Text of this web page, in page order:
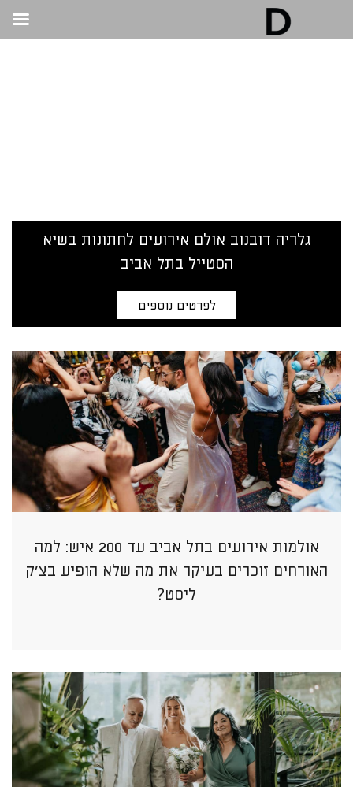
גלריה דובנוב - אולם אירועים בתל אביב | חתונות
גלריה דובנוב אולם אירועים לחתונות בשיא
הסטייל בתל אביב
לפרטים נוספים
אולמות אירועים בתל אביב עד 200 איש: למה
האורחים זוכרים בעיקר את מה שלא הופיע בצ’ק
ליסט?